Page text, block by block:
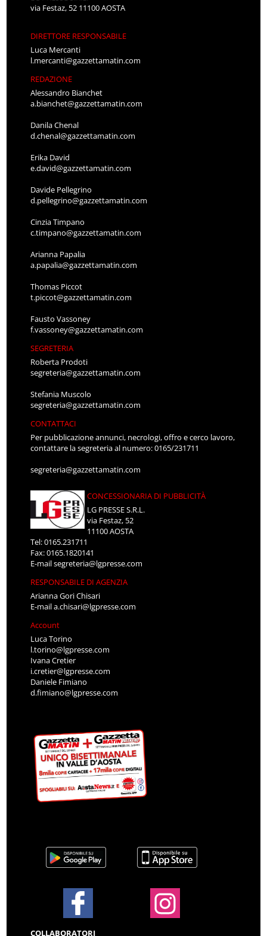
via Festaz, 52 11100 AOSTA
DIRETTORE RESPONSABILE
Luca Mercanti
l.mercanti@gazzettamatin.com
REDAZIONE
Alessandro Bianchet
a.bianchet@gazzettamatin.com
Danila Chenal
d.chenal@gazzettamatin.com
Erika David
e.david@gazzettamatin.com
Davide Pellegrino
d.pellegrino@gazzettamatin.com
Cinzia Timpano
c.timpano@gazzettamatin.com
Arianna Papalia
a.papalia@gazzettamatin.com
Thomas Piccot
t.piccot@gazzettamatin.com
Fausto Vassoney
f.vassoney@gazzettamatin.com
SEGRETERIA
Roberta Prodoti
segreteria@gazzettamatin.com
Stefania Muscolo
segreteria@gazzettamatin.com
CONTATTACI
Per pubblicazione annunci, necrologi, offro e cerco lavoro,
contattare la segreteria al numero: 0165/231711
segreteria@gazzettamatin.com
CONCESSIONARIA DI PUBBLICITÀ
LG PRESSE S.R.L.
via Festaz, 52
11100 AOSTA
Tel: 0165.231711
Fax: 0165.1820141
E-mailsegreteria@lgpresse.com
RESPONSABILE DI AGENZIA
Arianna Gori Chisari
E-maila.chisari@lgpresse.com
Account
Luca Torino
l.torino@lgpresse.com
Ivana Cretier
i.cretier@lgpresse.com
Daniele Fimiano
d.fimiano@lgpresse.com
COLLABORATORI